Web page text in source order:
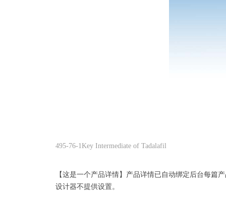
495-76-1Key Intermediate of Tadalafil
【这是一个产品详情】产品详情已自动绑定后台每篇
设计器不提供设置。